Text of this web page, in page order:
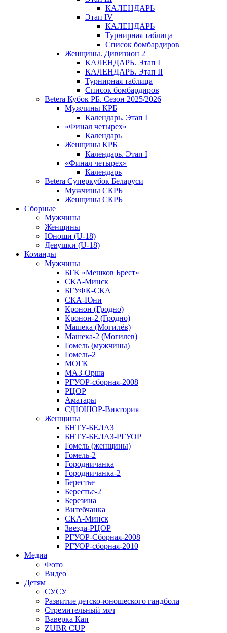
КАЛЕНДАРЬ
Этап IV
КАЛЕНДАРЬ
Турнирная таблица
Список бомбардиров
Женщины. Дивизион 2
КАЛЕНДАРЬ. Этап I
КАЛЕНДАРЬ. Этап II
Турнирная таблица
Список бомбардиров
Betera Кубок РБ. Сезон 2025/2026
Мужчины КРБ
Календарь. Этап I
«Финал четырех»
Календарь
Женщины КРБ
Календарь. Этап I
«Финал четырех»
Календарь
Betera Суперкубок Беларуси
Мужчины СКРБ
Женщины СКРБ
Сборные
Мужчины
Женщины
Юноши (U-18)
Девушки (U-18)
Команды
Мужчины
БГК «Мешков Брест»
СКА-Минск
БГУФК-СКА
СКА-Юни
Кронон (Гродно)
Кронон-2 (Гродно)
Машека (Могилёв)
Машека-2 (Могилев)
Гомель (мужчины)
Гомель-2
МОГК
МАЗ-Орша
РГУОР-сборная-2008
РЦОР
Аматары
СДЮШОР-Виктория
Женщины
БНТУ-БЕЛАЗ
БНТУ-БЕЛАЗ-РГУОР
Гомель (женщины)
Гомель-2
Городничанка
Городничанка-2
Берестье
Берестье-2
Березина
Витебчанка
СКА-Минск
Звезда-РЦОР
РГУОР-Сборная-2008
РГУОР-сборная-2010
Медиа
Фото
Видео
Детям
СУСУ
Развитие детско-юношеского гандбола
Стремительный мяч
Ваверка Кап
ZUBR CUP